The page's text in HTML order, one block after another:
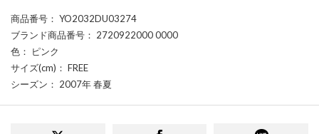
商品番号 ： YO2032DU03274
ブランド商品番号 ： 2720922000 0000
色 ： ピンク
サイズ(cm) ： FREE
シーズン ： 2007年 春夏